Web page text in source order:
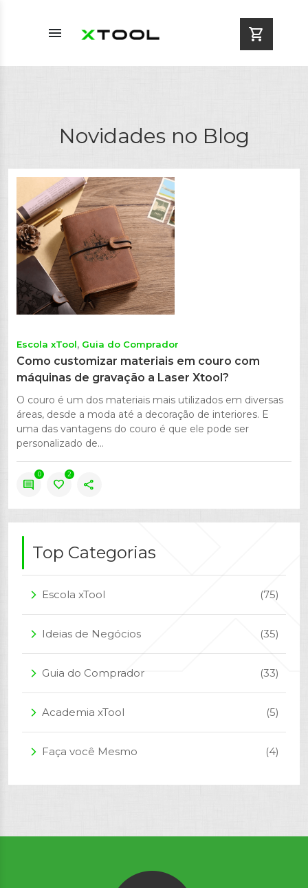
menu shopping_cart
Novidades no Blog
Escola xTool Guia do Comprador
Como customizar materiais em couro com
máquinas de gravação a Laser Xtool?
O couro é um dos materiais mais utilizados em diversas
áreas, desde a moda até a decoração de interiores. E
uma das vantagens do couro é que ele pode ser
personalizado de...
comment
0
favorite
2
share
Top Categorias
arrow_forward_ios Escola xTool (75)
arrow_forward_ios Ideias de Negócios (35)
arrow_forward_ios Guia do Comprador (33)
arrow_forward_ios Academia xTool (5)
arrow_forward_ios Faça você Mesmo (4)